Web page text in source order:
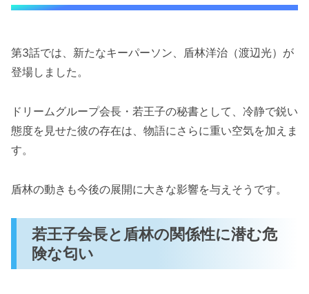
第3話では、新たなキーパーソン、盾林洋治（渡辺光）が
登場しました。
ドリームグループ会長・若王子の秘書として、冷静で鋭い
態度を見せた彼の存在は、物語にさらに重い空気を加えま
す。
盾林の動きも今後の展開に大きな影響を与えそうです。
若王子会長と盾林の関係性に潜む危
険な匂い